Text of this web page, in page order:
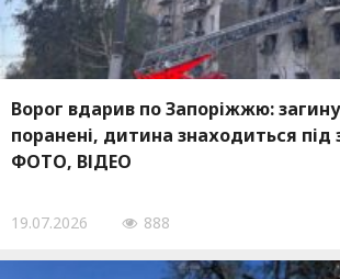
Ворог вдарив по Запоріжжю:
поранені, дитина знаходиться
ФОТО, ВІДЕО
19.07.2026 888